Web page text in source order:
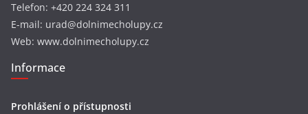
Telefon: +420 224 324 311
E-mail: urad@dolnimecholupy.cz
Web: www.dolnimecholupy.cz
Informace
Prohlášení o přístupnosti